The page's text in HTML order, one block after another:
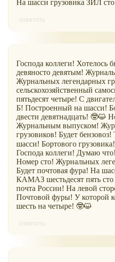
На шасси грузовика ЗИЛ
ответить
Господа коллеги! Хотелось
девяносто девятым!
Журнальных легендарных
сельскохозяйственный
пятьдесят четыре! С
Б! Построенный на шасси!
двести девятнадцать! 🤓😺
Журнальным выпуском!
грузовиков! Будет
шасси! Бортового
Господа коллеги! Думаю
Номер сто! Журнальных
Будет почтовая фура! На
КАМАЗ шестьдесят пять
почта России! На левой
Почтовой фуры! У которой
шесть на четыре! 🤓😺
ответить